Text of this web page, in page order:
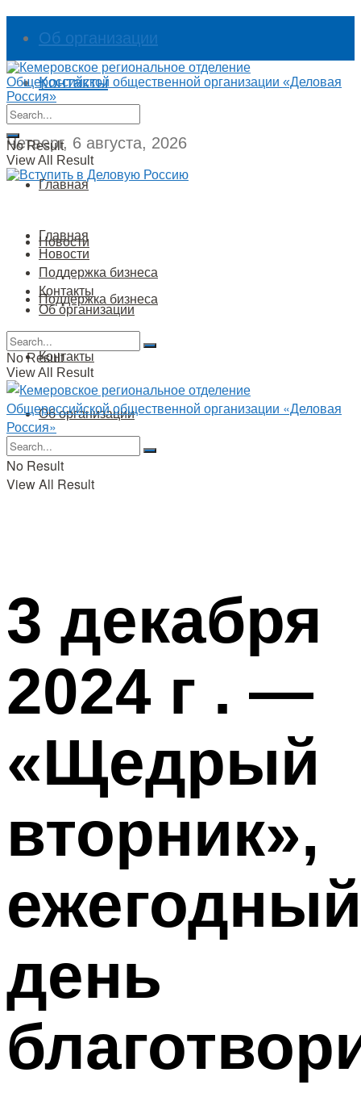
Об организации
Контакты
Четверг, 6 августа, 2026
No Result
View All Result
Главная
Новости
Поддержка бизнеса
Контакты
Об организации
Главная
Новости
Поддержка бизнеса
Контакты
Об организации
No Result
View All Result
No Result
View All Result
3 декабря
2024 г . —
«Щедрый
вторник»,
ежегодный
день